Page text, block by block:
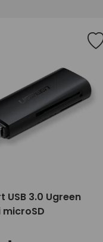
USB 3.0 Ugreen
microSD